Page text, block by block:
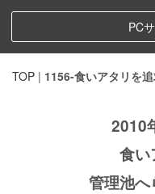
PC
TOP | 1156-食いアタリを
2010
食い
管理池